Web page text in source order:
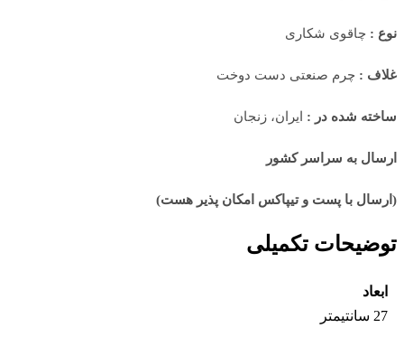
نوع : چاقوی شکاری
غلاف : چرم صنعتی دست دوخت
ساخته شده در : ایران، زنجان
ارسال به سراسر کشور
(ارسال با پست و تیپاکس امکان پذیر هست)
توضیحات تکمیلی
ابعاد
27 سانتیمتر